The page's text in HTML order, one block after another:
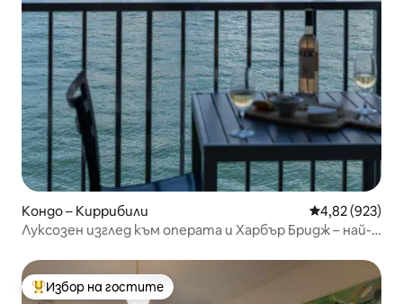
Кондо – Киррибили Средна
4,82 (923)
Луксозен изглед към операта и Харбър Бридж – най-
Най-популярен избор на гостите
Избор на гостите